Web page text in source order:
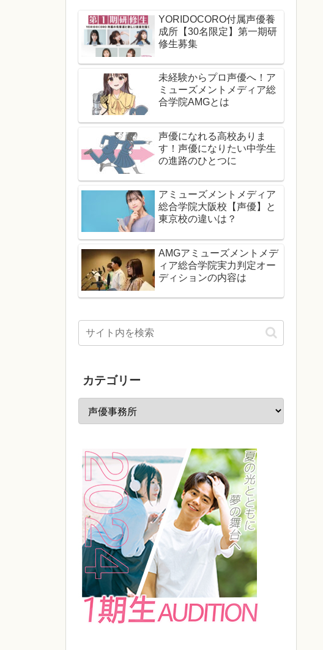
YORIDOCORO付属声優養
成所【30名限定】第一期研
修生募集
未経験からプロ声優へ！ア
ミューズメントメディア総
合学院AMGとは
声優になれる高校ありま
す！声優になりたい中学生
の進路のひとつに
アミューズメントメディア
総合学院大阪校【声優】と
東京校の違いは？
AMGアミューズメントメデ
ィア総合学院実力判定オー
ディションの内容は
カテゴリー